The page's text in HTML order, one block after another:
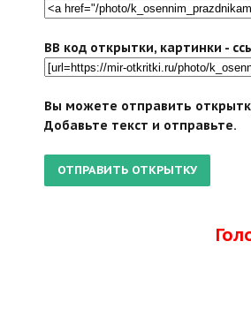
BB код открытки, картинки -
Вы можете отправить
Добавьте текст и отправьте.